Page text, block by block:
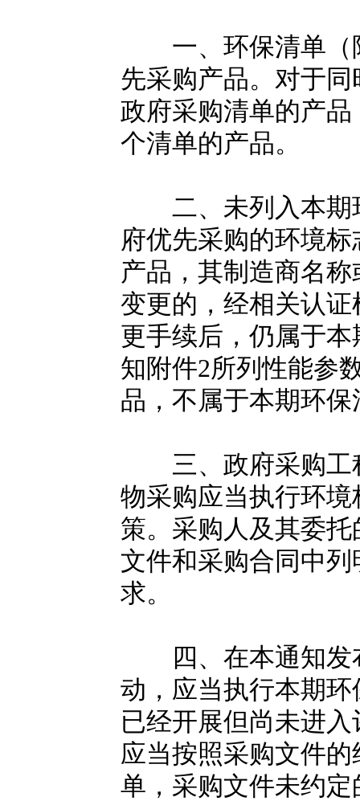
一、环保清单（
先采购产品。对于
政府采购清单的产
个清单的产品。
二、未列入本期
府优先采购的环境
产品，其制造商名
变更的，经相关认
更手续后，仍属于
知附件2所列性能参
品，不属于本期环
三、政府采购工
物采购应当执行环
策。采购人及其委
文件和采购合同中
求。
四、在本通知发
动，应当执行本期
已经开展但尚未进
应当按照采购文件
单，采购文件未约